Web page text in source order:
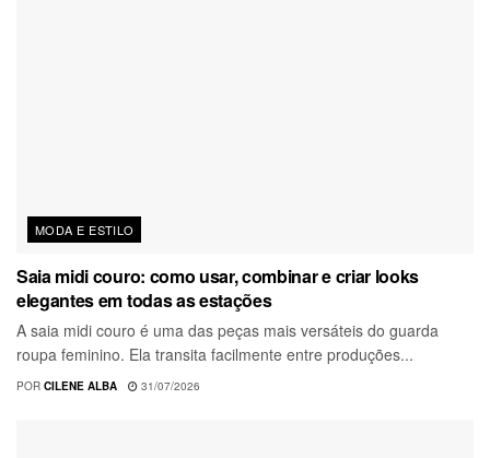
MODA E ESTILO
Saia midi couro: como usar, combinar e criar looks
elegantes em todas as estações
A saia midi couro é uma das peças mais versáteis do guarda
roupa feminino. Ela transita facilmente entre produções...
POR CILENE ALBA 31/07/2026